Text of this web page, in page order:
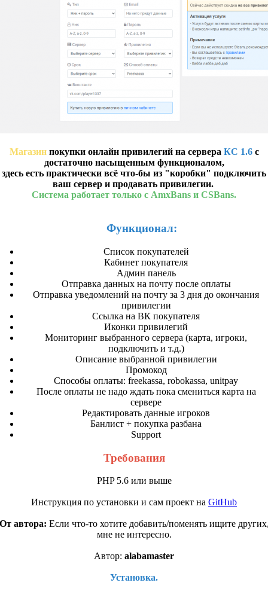
Магазинпокупки онлайн привилегий на сервера КС 1.6c
достаточно насыщенным функционалом,
здесь есть практически всё что-бы из "коробки" подключить
ваш сервер и продавать привилегии.
Система работает только с AmxBans и CSBans.
Функционал:
Список покупателей
Кабинет покупателя
Админ панель
Отправка данных на почту после оплаты
Отправка уведомлений на почту за 3 дня до окончания
привилегии
Ссылка на ВК покупателя
Иконки привилегий
Мониторинг выбранного сервера (карта, игроки,
подключить и т.д.)
Описание выбранной привилегии
Промокод
Способы оплаты: freekassa, robokassa, unitpay
После оплаты не надо ждать пока смениться карта на
сервере
Редактировать данные игроков
Банлист + покупка разбана
Support
Требования
PHP 5.6 или выше
Инструкция по установки и сам проект на GitHub
автора: Если что-то хотите добавить/поменять ищите
мне не интересно.
Автор: alabamaster
Установка.